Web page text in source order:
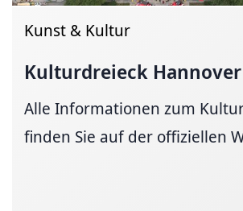
Kunst & Kultur
Kulturdreieck Hannover
Alle Informationen zum
finden Sie auf der offiziellen